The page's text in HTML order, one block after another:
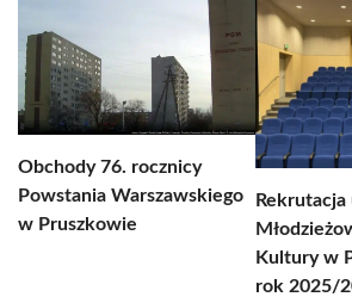
Obchody 76. rocznicy
Powstania Warszawskiego
w Pruszkowie
Rekrutacja
Kultury w
rok 2025/